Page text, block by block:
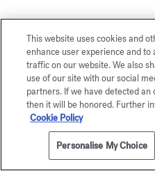
¿Qué
legitiman el
de sus
Parfum Francis
datos personales:
This website uses cookies and
enhance user experience and
traffic on our website. We also
use of our site with our social
partners. If we have detected
then it will be honored. Further
Cookie Policy
Personalise My Choice